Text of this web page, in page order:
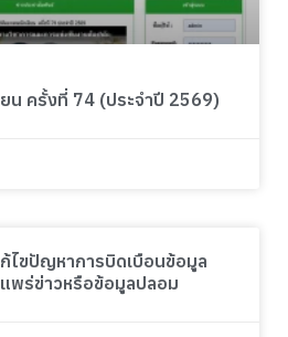
น ครั้งที่ 74 (ประจำปี 2569)
ไขปัญหาการบิดเบือนข้อมูล
พร่ข่าวหรือข้อมูลปลอม